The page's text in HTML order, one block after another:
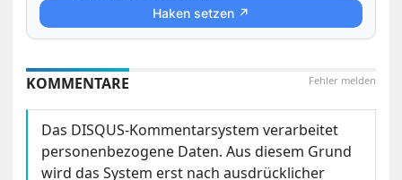
Haken setzen ↗
Fehler melden
KOMMENTARE
Das DISQUS-Kommentarsystem verarbeitet
personenbezogene Daten. Aus diesem Grund
wird das System erst nach ausdrücklicher